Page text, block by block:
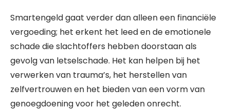
Smartengeld gaat verder dan alleen een financiële
vergoeding; het erkent het leed en de emotionele
schade die slachtoffers hebben doorstaan als
gevolg van letselschade. Het kan helpen bij het
verwerken van trauma’s, het herstellen van
zelfvertrouwen en het bieden van een vorm van
genoegdoening voor het geleden onrecht.